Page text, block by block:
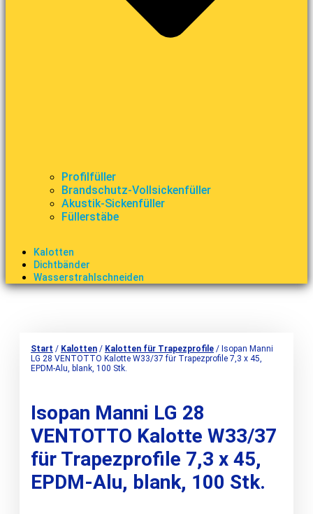
Profilfüller
Brandschutz-Vollsickenfüller
Akustik-Sickenfüller
Füllerstäbe
Kalotten
Dichtbänder
Wasserstrahlschneiden
Start / Kalotten / Kalotten für Trapezprofile / Isopan Manni
LG 28 VENTOTTO Kalotte W33/37 für Trapezprofile 7,3 x 45,
EPDM-Alu, blank, 100 Stk.
Isopan Manni LG 28
VENTOTTO Kalotte W33/37
für Trapezprofile 7,3 x 45,
EPDM-Alu, blank, 100 Stk.